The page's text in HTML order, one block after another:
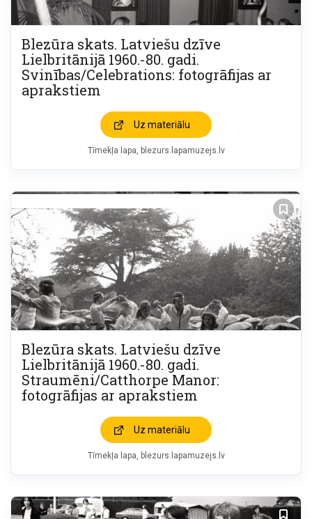
Blezūra skats. Latviešu dzīve
Lielbritānijā 1960.-80. gadi.
Svinības/Celebrations: fotogrāfijas ar
aprakstiem
Uz materiālu
Tīmekļa lapa blezurs.lapamuzejs.lv
Blezūra skats. Latviešu dzīve
Lielbritānijā 1960.-80. gadi.
Straumēni/Catthorpe Manor:
fotogrāfijas ar aprakstiem
Uz materiālu
Tīmekļa lapa blezurs.lapamuzejs.lv